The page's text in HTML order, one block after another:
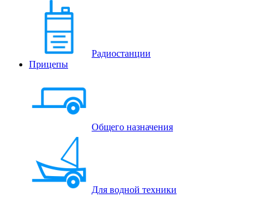
Радиостанции
Прицепы
Общего назначения
Для водной техники